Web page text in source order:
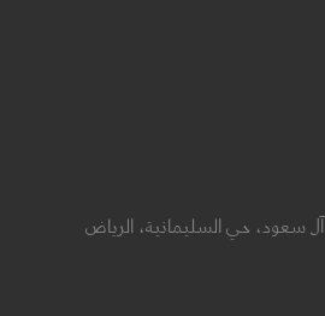
سعود، حي السليمانية، الرياض